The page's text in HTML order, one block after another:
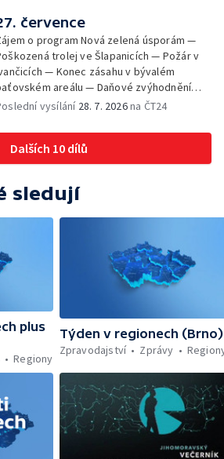
zatmění Slunce — Den AČFK na
filmové škole — Milan Uhde slaví 90 let
Rekonstrukce vojenského srubu
července
o program Nová zelená úsporám —
trolej ve Šlapanicích — Požár v
— Konec zásahu v bývalém
areálu — Daňové zvýhodnění
— Výhružky na magistrátu v Olomouci —
týmy v první fotbalové lize —
Chystaná rekonstrukce bývalé věznice —
seriál pro děti
vysílání 28. 7. 2026na ČT24
Dalších 10 dílů
sledují
plus
Regiony
Týden v regionech (Brno)
Zpravodajství
Zprávy